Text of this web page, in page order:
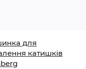
для
катишків